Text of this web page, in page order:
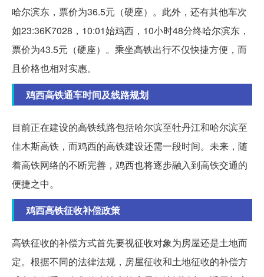
哈尔滨东，票价为36.5元（硬座）。此外，还有其他车次
如23:36K7028，10:01始鸡西，10小时48分终哈尔滨东，
票价为43.5元（硬座）。乘坐高铁出行不仅快捷方便，而
且价格也相对实惠。
鸡西高铁通车时间及线路规划
目前正在建设的高铁线路包括哈尔滨至牡丹江和哈尔滨至
佳木斯高铁，而鸡西的高铁建设还需一段时间。未来，随
着高铁网络的不断完善，鸡西也将逐步融入到高铁交通的
便捷之中。
鸡西高铁征收补偿政策
高铁征收的补偿方式首先要视征收对象为房屋还是土地而
定。根据不同的法律法规，房屋征收和土地征收的补偿方